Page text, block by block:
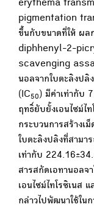
erythema
pigmentation
ขึ้นกับขนาดที่ให้ ผล
diphhenyl-2-
scavenging
นอลจากใบตะลิงปลิ
(IC50 ) มีค่าเท่ากับ
ฤทธิ์ยับยั้งเอนไซม์ไ
กระบวนการสร้างเ
ใบตะลิงปลิงที่สามา
เท่ากับ
สารสกัดเอทานอลจ
เอนไซม์ไทโรซิเนส
กล่าวไปพัฒนาใช้ใน